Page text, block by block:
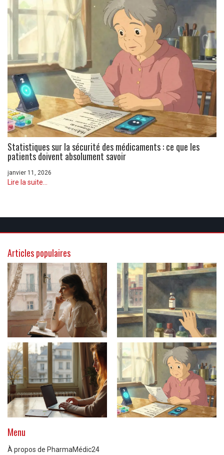
Statistiques sur la sécurité des médicaments : ce que les
patients doivent absolument savoir
janvier 11, 2026
Lire la suite...
Articles populaires
Menu
À propos de PharmaMédic24